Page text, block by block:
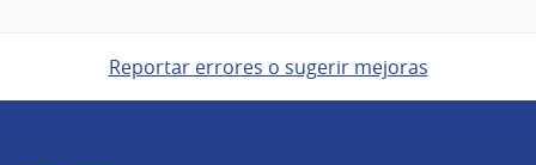
Reportar errores o sugerir mejoras